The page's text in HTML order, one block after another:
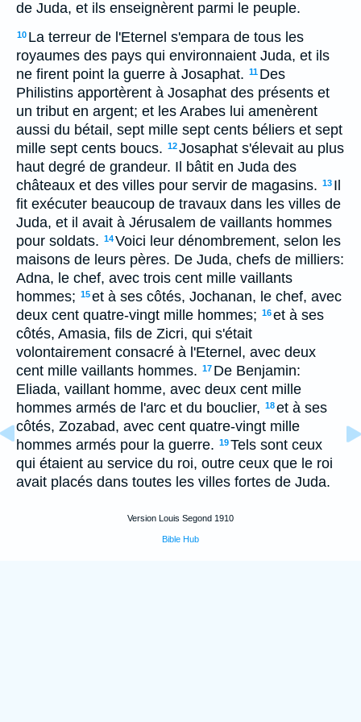
de Juda, et ils enseignèrent parmi le peuple.
10 La terreur de l'Eternel s'empara de tous les
royaumes des pays qui environnaient Juda, et ils
ne firent point la guerre à Josaphat. 11 Des
Philistins apportèrent à Josaphat des présents et
un tribut en argent; et les Arabes lui amenèrent
aussi du bétail, sept mille sept cents béliers et sept
mille sept cents boucs. 12Josaphat s'élevait au plus
haut degré de grandeur. Il bâtit en Juda des
châteaux et des villes pour servir de magasins. 13 Il
fit exécuter beaucoup de travaux dans les villes de
Juda, et il avait à Jérusalem de vaillants hommes
pour soldats. 14Voici leur dénombrement, selon les
maisons de leurs pères. De Juda, chefs de milliers:
Adna, le chef, avec trois cent mille vaillants
hommes; 15et à ses côtés, Jochanan, le chef, avec
deux cent quatre-vingt mille hommes; 16et à ses
côtés, Amasia, fils de Zicri, qui s'était
volontairement consacré à l'Eternel, avec deux
cent mille vaillants hommes. 17 De Benjamin:
Eliada, vaillant homme, avec deux cent mille
hommes armés de l'arc et du bouclier, 18et à ses
côtés, Zozabad, avec cent quatre-vingt mille
hommes armés pour la guerre. 19Tels sont ceux
qui étaient au service du roi, outre ceux que le roi
avait placés dans toutes les villes fortes de Juda.
Version Louis Segond 1910
Bible Hub